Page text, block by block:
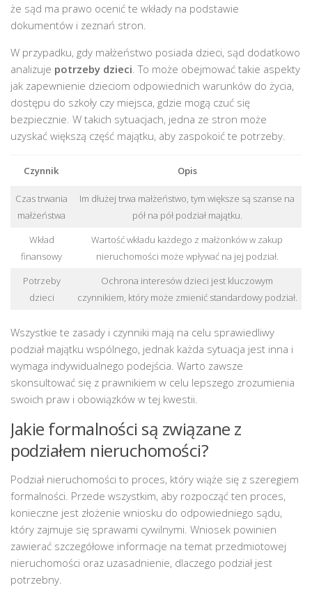
że sąd ma prawo ocenić te wkłady na podstawie
dokumentów i zeznań stron.
W przypadku, gdy małżeństwo posiada dzieci, sąd dodatkowo
analizuje potrzeby dzieci. To może obejmować takie aspekty
jak zapewnienie dzieciom odpowiednich warunków do życia,
dostępu do szkoły czy miejsca, gdzie mogą czuć się
bezpiecznie. W takich sytuacjach, jedna ze stron może
uzyskać większą część majątku, aby zaspokoić te potrzeby.
Czynnik Opis
Czas trwania
małżeństwa
Im dłużej trwa małżeństwo, tym większe są szanse na
pół na pół podział majątku.
Wkład
finansowy
Wartość wkładu każdego z małżonków w zakup
nieruchomości może wpływać na jej podział.
Potrzeby
dzieci
Ochrona interesów dzieci jest kluczowym
czynnikiem, który może zmienić standardowy podział.
Wszystkie te zasady i czynniki mają na celu sprawiedliwy
podział majątku wspólnego, jednak każda sytuacja jest inna i
wymaga indywidualnego podejścia. Warto zawsze
skonsultować się z prawnikiem w celu lepszego zrozumienia
swoich praw i obowiązków w tej kwestii.
Jakie formalności są związane z
podziałem nieruchomości?
Podział nieruchomości to proces, który wiąże się z szeregiem
formalności. Przede wszystkim, aby rozpocząć ten proces,
konieczne jest złożenie wniosku do odpowiedniego sądu,
który zajmuje się sprawami cywilnymi. Wniosek powinien
zawierać szczegółowe informacje na temat przedmiotowej
nieruchomości oraz uzasadnienie, dlaczego podział jest
potrzebny.